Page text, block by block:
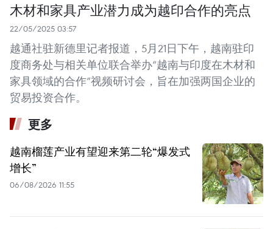
木材和家具产业潜力成为越印合作的亮点
22/05/2025 03:57
越通社驻新德里记者报道，5月21日下午，越南驻印
度商务处与相关单位联合举办“越南与印度在木材和
家具领域的合作”视频研讨会，旨在加强两国企业的
贸易投资合作。
更多
越南榴莲产业有望迎来第二轮“爆发式
增长”
06/08/2026 11:55